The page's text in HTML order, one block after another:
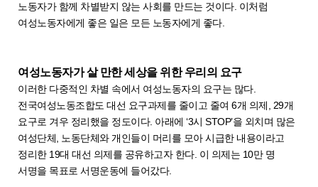
노동자가 함께 차별받지 않는 사회를 만드는 것이다. 이처럼
여성노동자에게 좋은 일은 모든 노동자에게 좋다.
여성노동자가 살 만한 세상을 위한 우리의 요구
이러한 다중적인 차별 속에서 여성노동자의 요구는 많다.
전국여성노동조합도 대선 요구과제를 줄이고 줄여 6개 의제, 29개
요구로 겨우 정리했을 정도이다. 아래에 ‘3시 STOP’을 외치며 많은
여성단체, 노동단체와 개인들이 머리를 모아 시급한 내용이라고
정리한 19대 대선 의제를 공유하고자 한다. 이 의제는 10만 명
서명을 목표로 서명운동에 들어갔다.